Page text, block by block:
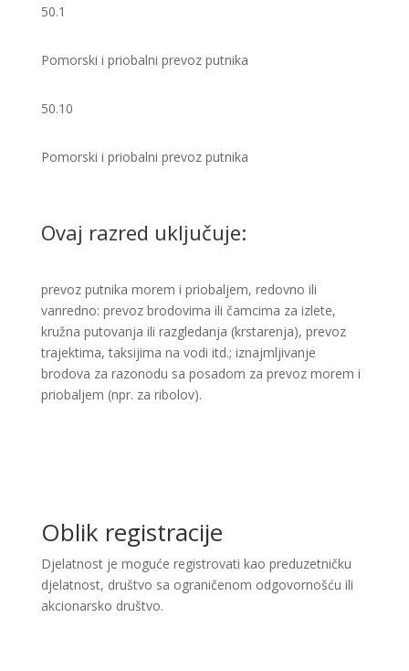
50.1
Pomorski i priobalni prevoz putnika
50.10
Pomorski i priobalni prevoz putnika ​​
Ovaj razred uključuje:
prevoz putnika morem i priobaljem, redovno ili
vanredno: prevoz brodovima ili čamcima za izlete,
kružna putovanja ili razgledanja (krstarenja), prevoz
trajektima, taksijima na vodi itd.; iznajmljivanje
brodova za razonodu sa posadom za prevoz morem i
priobaljem (npr. za ribolov). ​
Oblik registracije
Djelatnost je moguće registrovati kao preduzetničku
djelatnost, društvo sa ograničenom odgovornošću ili
akcionarsko društvo.